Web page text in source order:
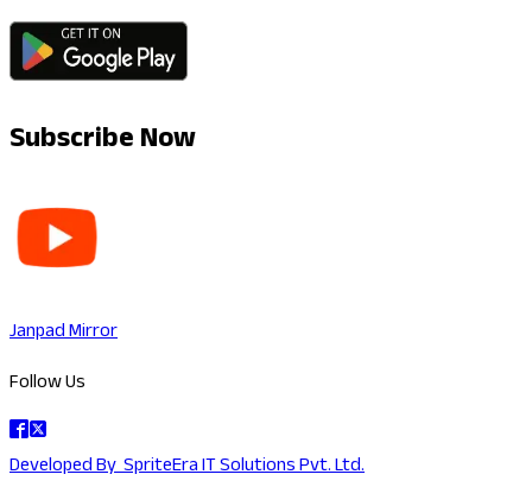
Subscribe Now
Janpad Mirror
Follow Us
Developed BySpriteEra IT Solutions Pvt. Ltd.